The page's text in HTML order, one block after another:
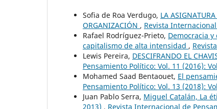
Sofia de Roa Verdugo, LA
ORGANIZACIÓN , Revista
Rafael Rodríguez-Prieto, Democracia
capitalismo de alta intensidad ,
Lewis Pereira, DESCIFRANDO EL
Pensamiento Político: Vol. 11 (2016):
Mohamed Saad Bentaouet, El
Pensamiento Político: Vol. 13 (2018):
Juan Pablo Serra, Miguel Catalán, La
2013) , Revista Internacional de